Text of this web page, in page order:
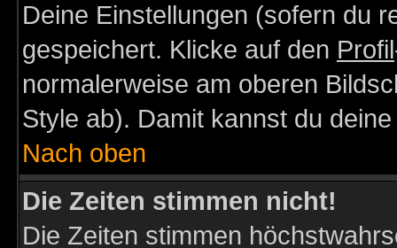
Deine Einstellungen (sofern du
gespeichert. Klicke auf den Profil
normalerweise am oberen
Style ab). Damit kannst du
Nach oben
Die Zeiten stimmen nicht!
Die Zeiten stimmen